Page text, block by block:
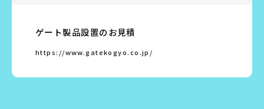
ゲート製品設置のお見積
https://www.gatekogyo.co.jp/